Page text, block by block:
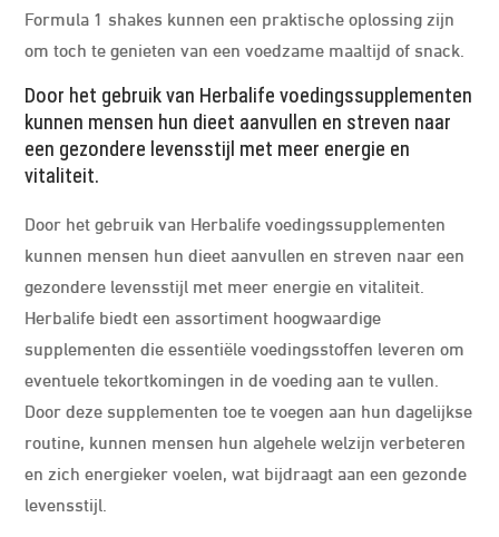
Formula 1 shakes kunnen een praktische oplossing zijn
om toch te genieten van een voedzame maaltijd of snack.
Door het gebruik van Herbalife voedingssupplementen
kunnen mensen hun dieet aanvullen en streven naar
een gezondere levensstijl met meer energie en
vitaliteit.
Door het gebruik van Herbalife voedingssupplementen
kunnen mensen hun dieet aanvullen en streven naar een
gezondere levensstijl met meer energie en vitaliteit.
Herbalife biedt een assortiment hoogwaardige
supplementen die essentiële voedingsstoffen leveren om
eventuele tekortkomingen in de voeding aan te vullen.
Door deze supplementen toe te voegen aan hun dagelijkse
routine, kunnen mensen hun algehele welzijn verbeteren
en zich energieker voelen, wat bijdraagt aan een gezonde
levensstijl.